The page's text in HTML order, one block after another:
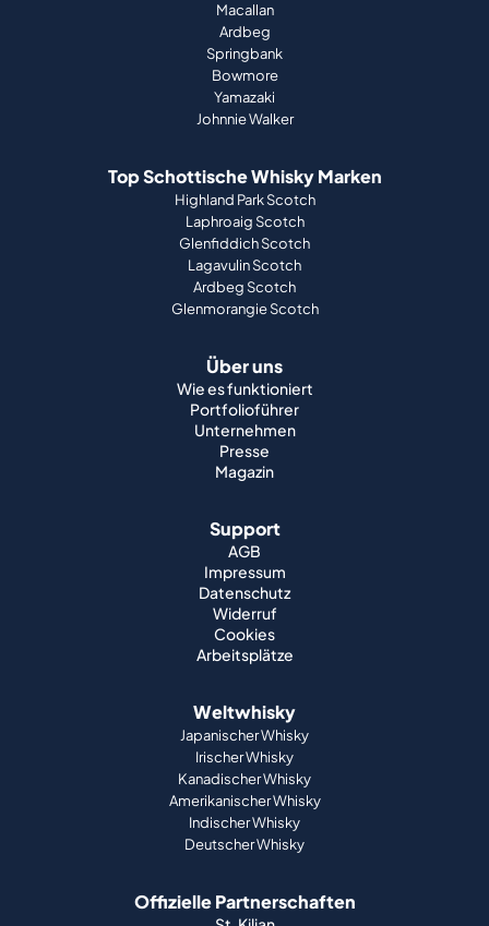
Macallan
Ardbeg
Springbank
Bowmore
Yamazaki
Johnnie Walker
Top Schottische Whisky Marken
Highland Park Scotch
Laphroaig Scotch
Glenfiddich Scotch
Lagavulin Scotch
Ardbeg Scotch
Glenmorangie Scotch
Über uns
Wie es funktioniert
Portfolioführer
Unternehmen
Presse
Magazin
Support
AGB
Impressum
Datenschutz
Widerruf
Cookies
Arbeitsplätze
Weltwhisky
Japanischer Whisky
Irischer Whisky
Kanadischer Whisky
Amerikanischer Whisky
Indischer Whisky
Deutscher Whisky
Offizielle Partnerschaften